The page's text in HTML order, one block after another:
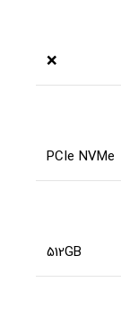
❌
PCIe NVMe
512GB